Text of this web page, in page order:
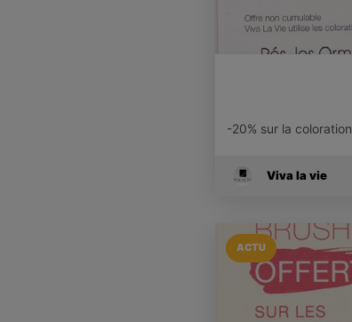
-20% sur la coloration
Viva la vie
ACTU